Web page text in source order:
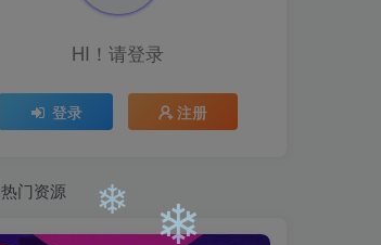
HI！请登录
登录 注册
热门资源